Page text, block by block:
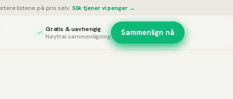
listene på pris selv. Slik tjener vi penger →
Gratis & uavhengig
Nøytral sammenligning
Sammenlign nå